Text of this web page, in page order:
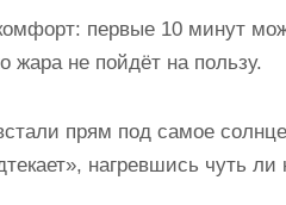
первые 10 минут
жара не пойдёт на пользу.
прям под самое
нагревшись чуть ли